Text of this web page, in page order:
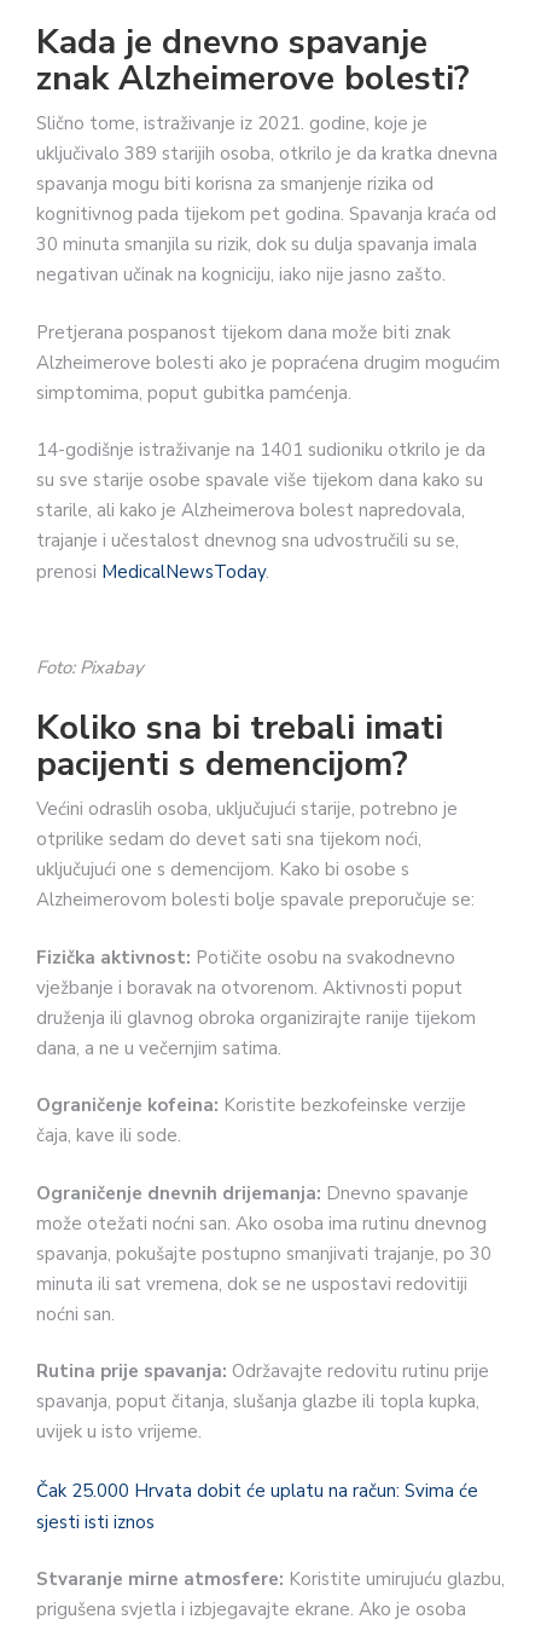
su sve starije osobe spavale više tijekom dana kako su
starile, ali kako je Alzheimerova bolest napredovala,
trajanje i učestalost dnevnog sna udvostručili su se,
prenosiMedicalNewsToday.
Foto: Pixabay
Koliko sna bi trebali imati
pacijenti s demencijom?
Većini odraslih osoba, uključujući starije, potrebno je
otprilike sedam do devet sati sna tijekom noći,
Alzheimerovom bolesti bolje spavale preporučuje se:
Fizička aktivnost:Potičite osobu na svakodnevno
vježbanje i boravak na otvorenom. Aktivnosti poput
druženja ili glavnog obroka organizirajte ranije tijekom
Ograničenje kofeina:
Ograničenje dnevnih drijemanja:
Dnevno spavanje
može otežati noćni san. Ako osoba ima rutinu dnevnog
spavanja, pokušajte postupno smanjivati trajanje, po 30
minuta ili sat vremena, dok se ne uspostavi redovitiji
noćni san.
spavanja, poput čitanja, slušanja glazbe ili topla kupka,
uvijek u isto vrijeme.
Čak 25.000 Hrvata dobit će uplatu na račun: Svima će
Stvaranje mirne atmosfere:
sklona noćnim buđenjima, koristite noćna svjetla u
spavaćoj sobi i hodnicima.
Marijana Kovač
TAGS: alzheimerova bolest simptomi
starije
osobe